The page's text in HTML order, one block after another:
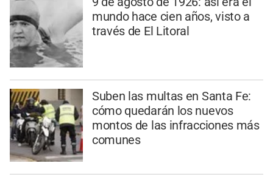
mundo hace cien años, visto a
través de El Litoral
Suben las multas en Santa Fe:
cómo quedarán los nuevos
montos de las infracciones más
comunes